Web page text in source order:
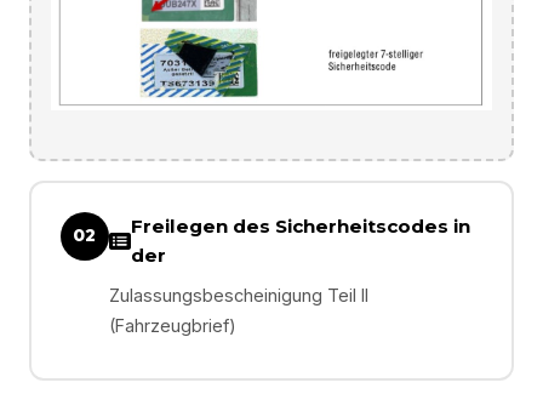
02
Freilegen des Sicherheitscodes in
der
Zulassungsbescheinigung Teil II
(Fahrzeugbrief)